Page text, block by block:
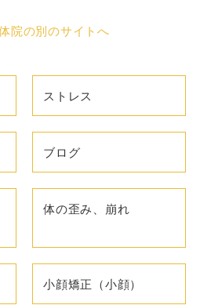
院の別のサイトへ
ストレス
ブログ
体の歪み、崩れ
小顔矯正（小顔）